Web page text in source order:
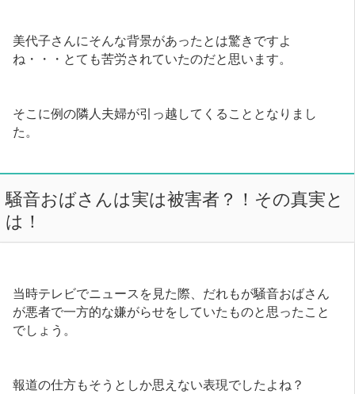
美代子さんにそんな背景があったとは驚きですよ
ね・・・とても苦労されていたのだと思います。
そこに例の隣人夫婦が引っ越してくることとなりまし
た。
騒音おばさんは実は被害者？！その真実と
は！
当時テレビでニュースを見た際、だれもが騒音おばさん
が悪者で一方的な嫌がらせをしていたものと思ったこと
でしょう。
報道の仕方もそうとしか思えない表現でしたよね？